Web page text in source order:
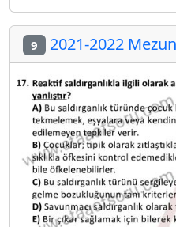
9 2021-2022